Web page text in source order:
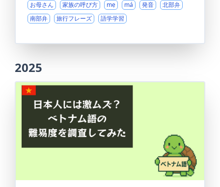
お母さん
家族の呼び方 mẹ má 発音
北部弁
南部弁
旅行フレーズ 語学学習
2025